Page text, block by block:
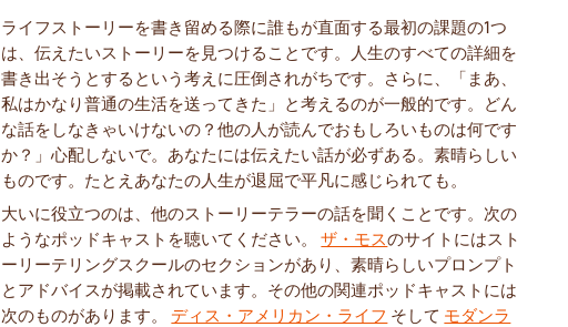
ライフストーリーを書き留める際に誰もが直面する最初の課題の1つ
は、伝えたいストーリーを見つけることです。人生のすべての詳細を
書き出そうとするという考えに圧倒されがちです。さらに、「まあ、
私はかなり普通の生活を送ってきた」と考えるのが一般的です。どん
な話をしなきゃいけないの？他の人が読んでおもしろいものは何です
か？」心配しないで。あなたには伝えたい話が必ずある。素晴らしい
ものです。たとえあなたの人生が退屈で平凡に感じられても。
大いに役立つのは、他のストーリーテラーの話を聞くことです。次の
ようなポッドキャストを聴いてください。ザ・モスのサイトにはスト
ーリーテリングスクールのセクションがあり、素晴らしいプロンプト
とアドバイスが掲載されています。その他の関連ポッドキャストには
次のものがあります。 ディス・アメリカン・ライフ そして モダンラ